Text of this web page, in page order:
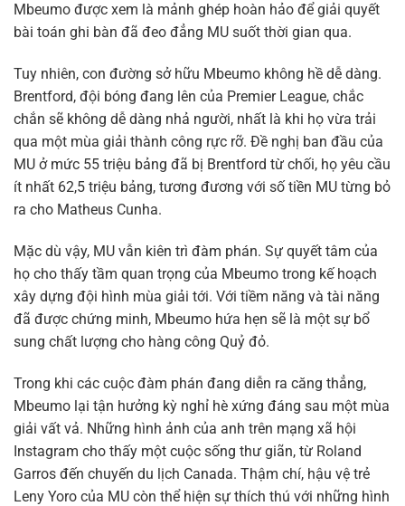
Mbeumo được xem là mảnh ghép hoàn hảo để giải quyết
bài toán ghi bàn đã đeo đẳng MU suốt thời gian qua.
Tuy nhiên, con đường sở hữu Mbeumo không hề dễ dàng.
Brentford, đội bóng đang lên của Premier League, chắc
chắn sẽ không dễ dàng nhả người, nhất là khi họ vừa trải
qua một mùa giải thành công rực rỡ. Đề nghị ban đầu của
MU ở mức 55 triệu bảng đã bị Brentford từ chối, họ yêu cầu
ít nhất 62,5 triệu bảng, tương đương với số tiền MU từng bỏ
ra cho Matheus Cunha.
Mặc dù vậy, MU vẫn kiên trì đàm phán. Sự quyết tâm của
họ cho thấy tầm quan trọng của Mbeumo trong kế hoạch
xây dựng đội hình mùa giải tới. Với tiềm năng và tài năng
đã được chứng minh, Mbeumo hứa hẹn sẽ là một sự bổ
sung chất lượng cho hàng công Quỷ đỏ.
Trong khi các cuộc đàm phán đang diễn ra căng thẳng,
Mbeumo lại tận hưởng kỳ nghỉ hè xứng đáng sau một mùa
giải vất vả. Những hình ảnh của anh trên mạng xã hội
Instagram cho thấy một cuộc sống thư giãn, từ Roland
Garros đến chuyến du lịch Canada. Thậm chí, hậu vệ trẻ
Leny Yoro của MU còn thể hiện sự thích thú với những hình